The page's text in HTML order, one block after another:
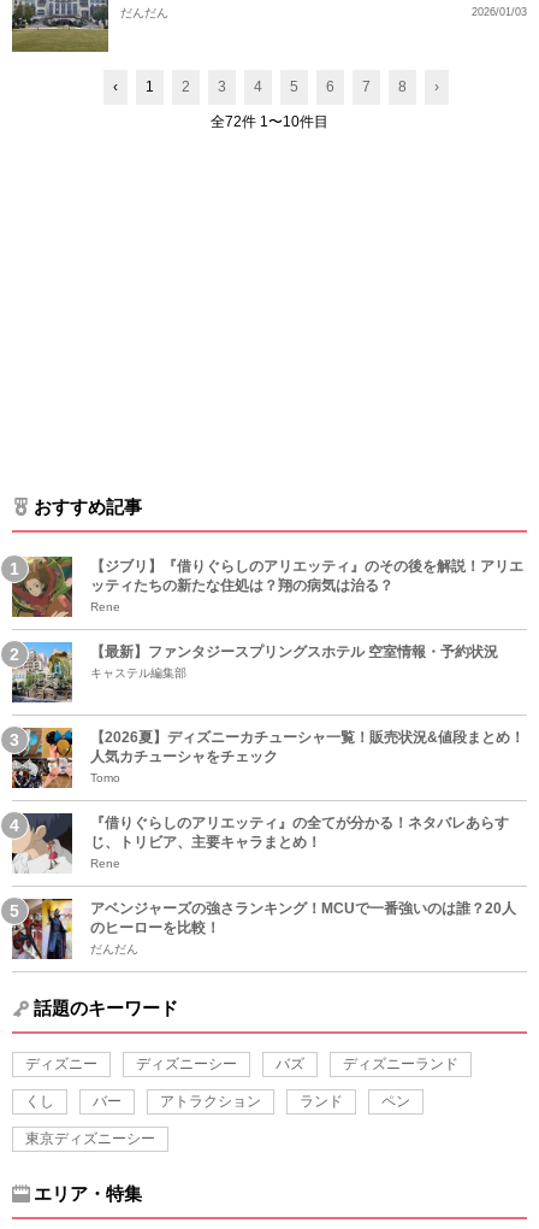
2026/01/03
だんだん
‹ 1 2 3 4 5 6 7 8 ›
全72件 1〜10件目
おすすめ記事
【ジブリ】『借りぐらしのアリエッティ』のその後を解説！アリエ
ッティたちの新たな住処は？翔の病気は治る？
Rene
【最新】ファンタジースプリングスホテル 空室情報・予約状況
キャステル編集部
【2026夏】ディズニーカチューシャ一覧！販売状況&値段まとめ！
人気カチューシャをチェック
Tomo
『借りぐらしのアリエッティ』の全てが分かる！ネタバレあらす
じ、トリビア、主要キャラまとめ！
Rene
アベンジャーズの強さランキング！MCUで一番強いのは誰？20人
のヒーローを比較！
だんだん
話題のキーワード
ディズニー ディズニーシー バズ ディズニーランド
くし バー アトラクション ランド ペン
東京ディズニーシー
エリア・特集